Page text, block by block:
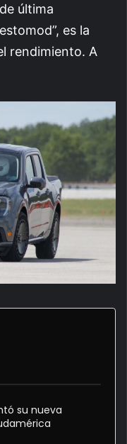
última
es la
rendimiento. A
su nueva